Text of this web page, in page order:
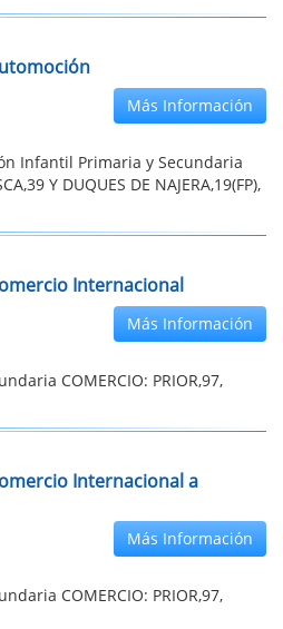
Más Información
Infantil Primaria y Secundaria
Y DUQUES DE NAJERA,19(FP),
Internacional
Más Información
COMERCIO: PRIOR,97,
Internacional a
Más Información
COMERCIO: PRIOR,97,